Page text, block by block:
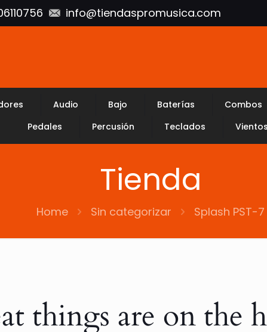
info@tiendaspromusica.com
Audio Bajo Baterías Combos
Pedales
Percusión Teclados Vientos
Tienda
Home Sin categorizar Splash PST-7
things are on the